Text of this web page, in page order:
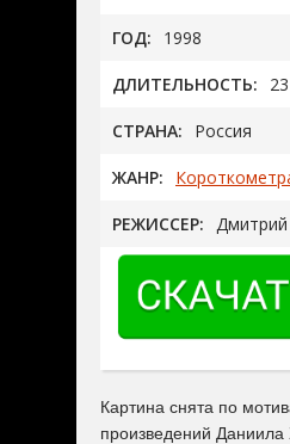
ГОД: 1998
ДЛИТЕЛЬНОСТЬ:
СТРАНА: Россия
ЖАНР:
РЕЖИССЕР:
Картина снята по
произведений